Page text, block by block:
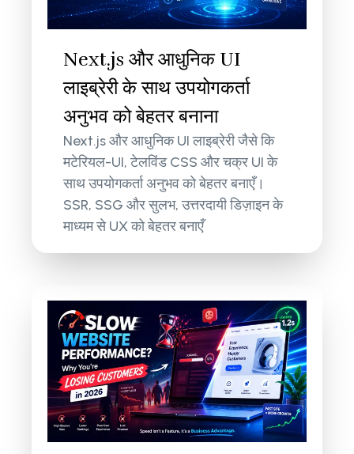
Next.js और आधुनिक UI
लाइब्रेरी के साथ उपयोगकर्ता
अनुभव को बेहतर बनाना
Next.js और आधुनिक UI लाइब्रेरी जैसे कि
मटेरियल-UI, टेलविंड CSS और चक्र UI के
साथ उपयोगकर्ता अनुभव को बेहतर बनाएँ।
SSR, SSG और सुलभ, उत्तरदायी डिज़ाइन के
माध्यम से UX को बेहतर बनाएँ